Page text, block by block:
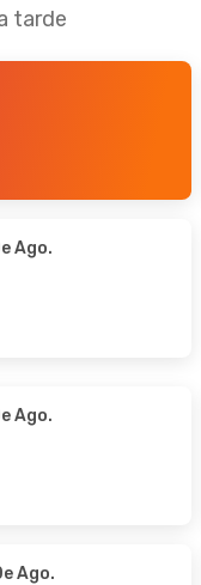
tarde
Ago.
Ago.
Ago.